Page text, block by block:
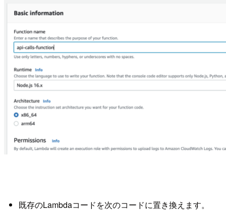
既存のLambdaコードを次のコードに置き換えます。